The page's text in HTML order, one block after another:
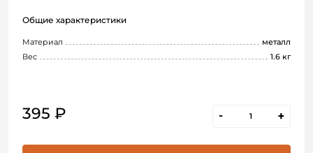
395 ₽ - +
Общие характеристики
Материал
металл
Вес
1.6 кг